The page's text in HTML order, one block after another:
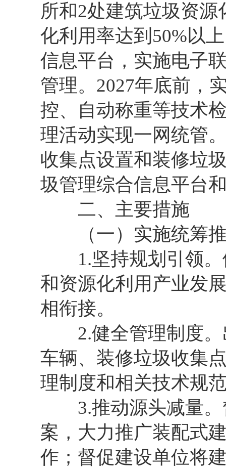
所和2处建筑垃圾资
化利用率达到50%以
信息平台，实施电子
管理。2027年底前，
控、自动称重等技术
理活动实现一网统管
收集点设置和装修垃
圾管理综合信息平台
二、主要措施
（一）实施统筹
1.坚持规划引领。
和资源化利用产业发
相衔接。
2.健全管理制度。
车辆、装修垃圾收集
理制度和相关技术规
3.推动源头减量。
案，大力推广装配式
作；督促建设单位将